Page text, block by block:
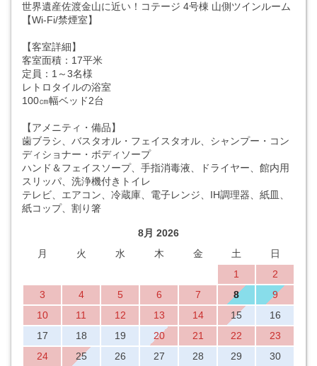
世界遺産佐渡金山に近い！コテージ 4号棟 山側ツインルーム
【Wi-Fi/禁煙室】
【客室詳細】
客室面積：17平米
定員：1～3名様
レトロタイルの浴室
100㎝幅ベッド2台
【アメニティ・備品】
歯ブラシ、バスタオル・フェイスタオル、シャンプー・コン
ディショナー・ボディソープ
ハンド＆フェイスソープ、手指消毒液、ドライヤー、館内用
スリッパ、洗浄機付きトイレ
テレビ、エアコン、冷蔵庫、電子レンジ、IH調理器、紙皿、
紙コップ、割り箸
8月 2026
月
火 水 木 金 土
日
1
2
3
4 5 6 7 8
9
10
11 12 13 14 15
16
17
18 19 20 21 22
23
24
25 26 27 28 29 30